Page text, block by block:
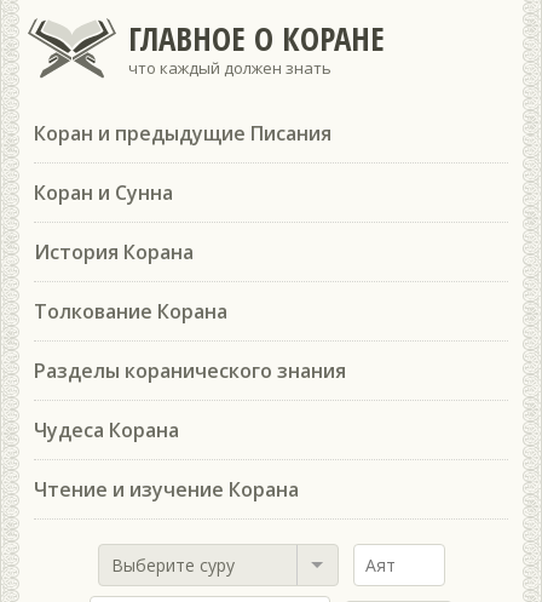
ГЛАВНОЕ О КОРАНЕ
что каждый должен знать
Коран и предыдущие Писания
Коран и Сунна
История Корана
Толкование Корана
Разделы коранического знания
Чудеса Корана
Чтение и изучение Корана
Выберите суру